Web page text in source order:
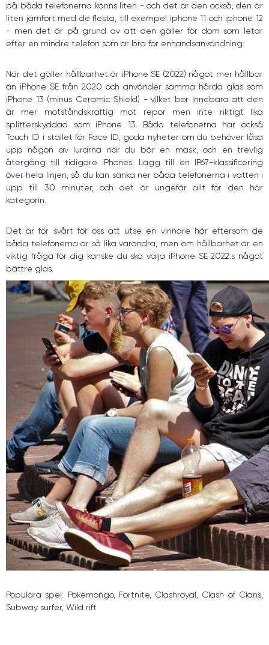
på båda telefonerna känns liten - och det är den också, den är
liten jämfört med de flesta, till exempel iphone 11 och iphone 12
- men det är på grund av att den gäller för dom som letar
efter en mindre telefon som är bra för enhandsanvändning.
När det gäller hållbarhet är iPhone SE (2022) något mer hållbar
än iPhone SE från 2020 och använder samma hårda glas som
iPhone 13 (minus Ceramic Shield) - vilket bör innebära att den
är mer motståndskraftig mot repor men inte riktigt lika
splitterskyddad som iPhone 13. Båda telefonerna har också
Touch ID i stället för Face ID, goda nyheter om du behöver låsa
upp någon av lurarna när du bär en mask, och en trevlig
återgång till tidigare iPhones. Lägg till en IP67-klassificering
över hela linjen, så du kan sänka ner båda telefonerna i vatten i
upp till 30 minuter, och det är ungefär allt för den här
kategorin.
Det är för svårt för oss att utse en vinnare här eftersom de
båda telefonerna är så lika varandra, men om hållbarhet är en
viktig fråga för dig kanske du ska välja iPhone SE 2022:s något
bättre glas.
Populära spel: Pokemongo, Fortnite, Clashroyal, Clash of Clans,
Subway surfer, Wild rift